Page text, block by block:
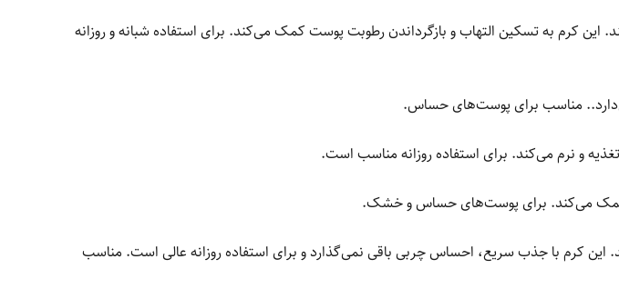
کرم به تسکین التهاب و بازگرداندن رطوبت پوست کمک می‌کند. برای استفاده شبانه و روزانه
مناسب برای پوست‌های حساس.
و نرم می‌کند. برای استفاده روزانه مناسب است.
کمک می‌کند. برای پوست‌های حساس و خشک.
این کرم با جذب سریع، احساس چربی باقی نمی‌گذارد و برای استفاده روزانه عالی است. مناسب